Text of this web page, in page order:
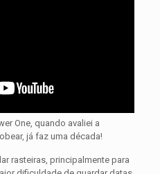
One, quando avaliei a
já faz uma década!
rasteiras, principalmente para